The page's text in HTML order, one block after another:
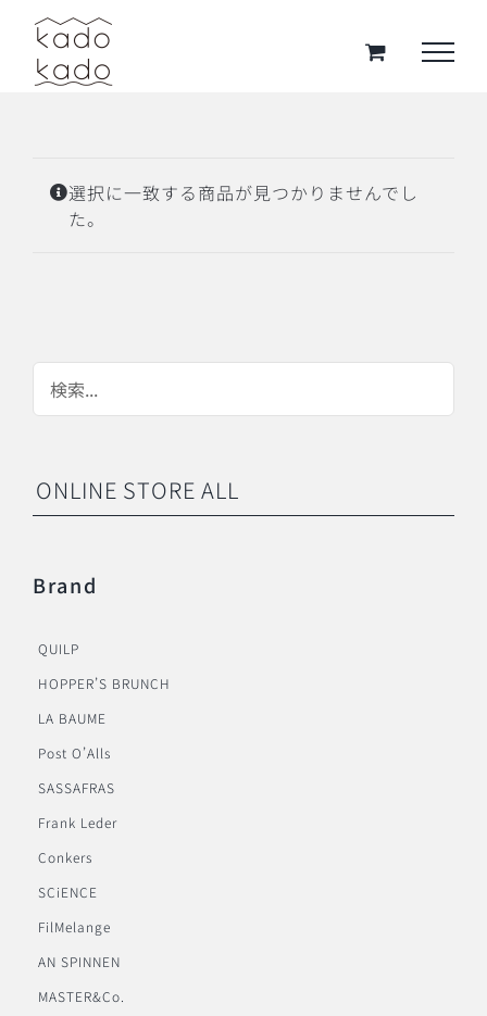
Skip
content
選択に一致する商品が見つかりませんでし
た。
ONLINE STORE ALL
Brand
QUILP
HOPPER’S BRUNCH
LA BAUME
Post O’Alls
SASSAFRAS
Frank Leder
Conkers
SCiENCE
FilMelange
AN SPINNEN
MASTER&Co.